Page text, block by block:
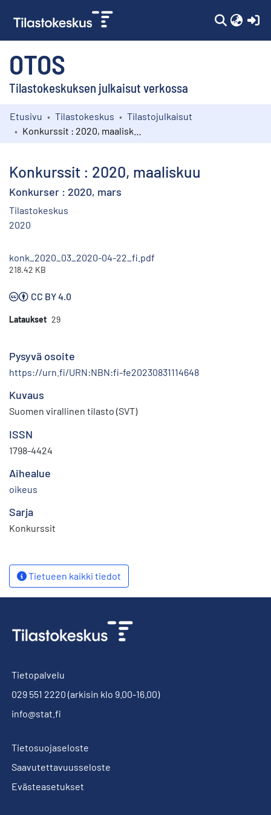
OTOS
Tilastokeskuksen julkaisut verkossa
Kokoelmat
Etusivu Tilastokeskus
Tilastojulkaisut
Konkurssit : 2020, maaliskuu
Konkurser : 2020, mars
Tilastokeskus
2020
konk_2020_03_2020-04-22_fi.pdf
218.42 KB
CC BY 4.0
Lataukset 29
Pysyvä osoite
https://urn.fi/URN:NBN:fi-fe20230831114648
Kuvaus
Suomen virallinen tilasto (SVT)
ISSN
1798-4424
Aihealue
oikeus
Sarja
Konkurssit
Tietueen kaikki tiedot
Tietopalvelu
029 551 2220 (arkisin klo 9.00-16.00)
info@stat.fi
Tietosuojaseloste
Saavutettavuusseloste
Evästeasetukset